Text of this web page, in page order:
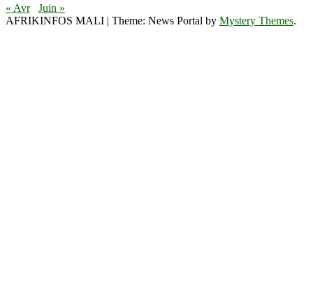
« Avr
Juin »
AFRIKINFOS MALI | Theme: News Portal by Mystery Themes.